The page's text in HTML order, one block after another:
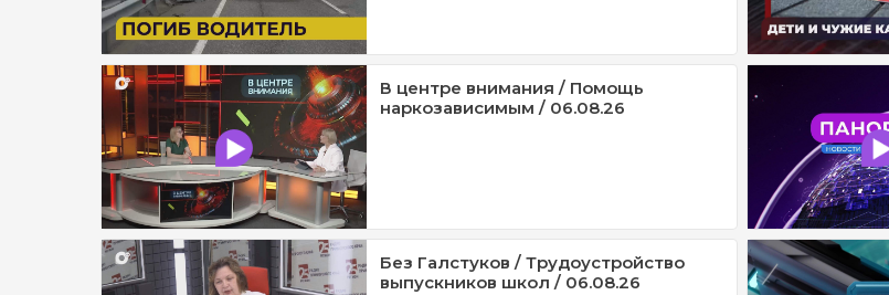
В центре внимания / Помощь
наркозависимым / 06.08.26
Без Галстуков / Трудоустройство
выпускников школ / 06.08.26